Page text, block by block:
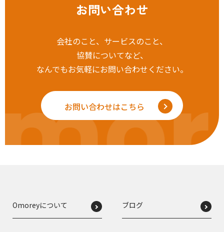
お問い合わせ
会社のこと、サービスのこと、
協賛についてなど、
なんでもお気軽にお問い合わせください。
お問い合わせはこちら
Omoreyについて ブログ